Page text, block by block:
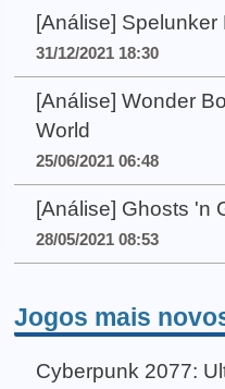
[Análise] Spelunker
31/12/2021 18:30
[Análise] Wonder
World
25/06/2021 06:48
[Análise] Ghosts 'n
28/05/2021 08:53
Jogos mais
Cyberpunk 2077: